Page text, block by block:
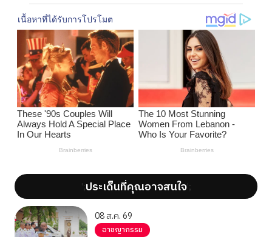
';ประเด็นที่คุณอาจสนใจ';
08 ส.ค. 69
อาชญากรรม